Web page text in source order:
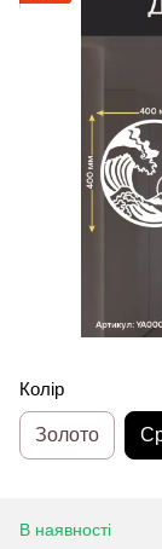
Колір
Золото
В наявності